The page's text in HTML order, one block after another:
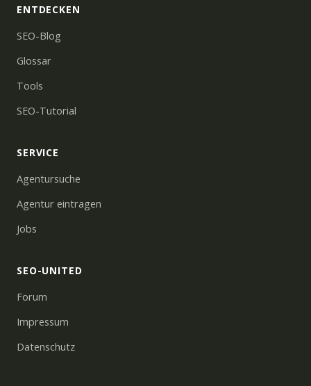
ENTDECKEN
SEO-Blog
Glossar
Tools
SEO-Tutorial
SERVICE
Agentursuche
Agentur eintragen
Jobs
SEO-UNITED
Forum
Impressum
Datenschutz